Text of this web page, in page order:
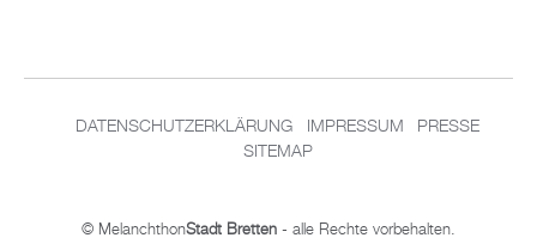
DATENSCHUTZERKLÄRUNG IMPRESSUM
PRESSE
SITEMAP
© MelanchthonStadt Bretten - alle Rechte vorbehalten.